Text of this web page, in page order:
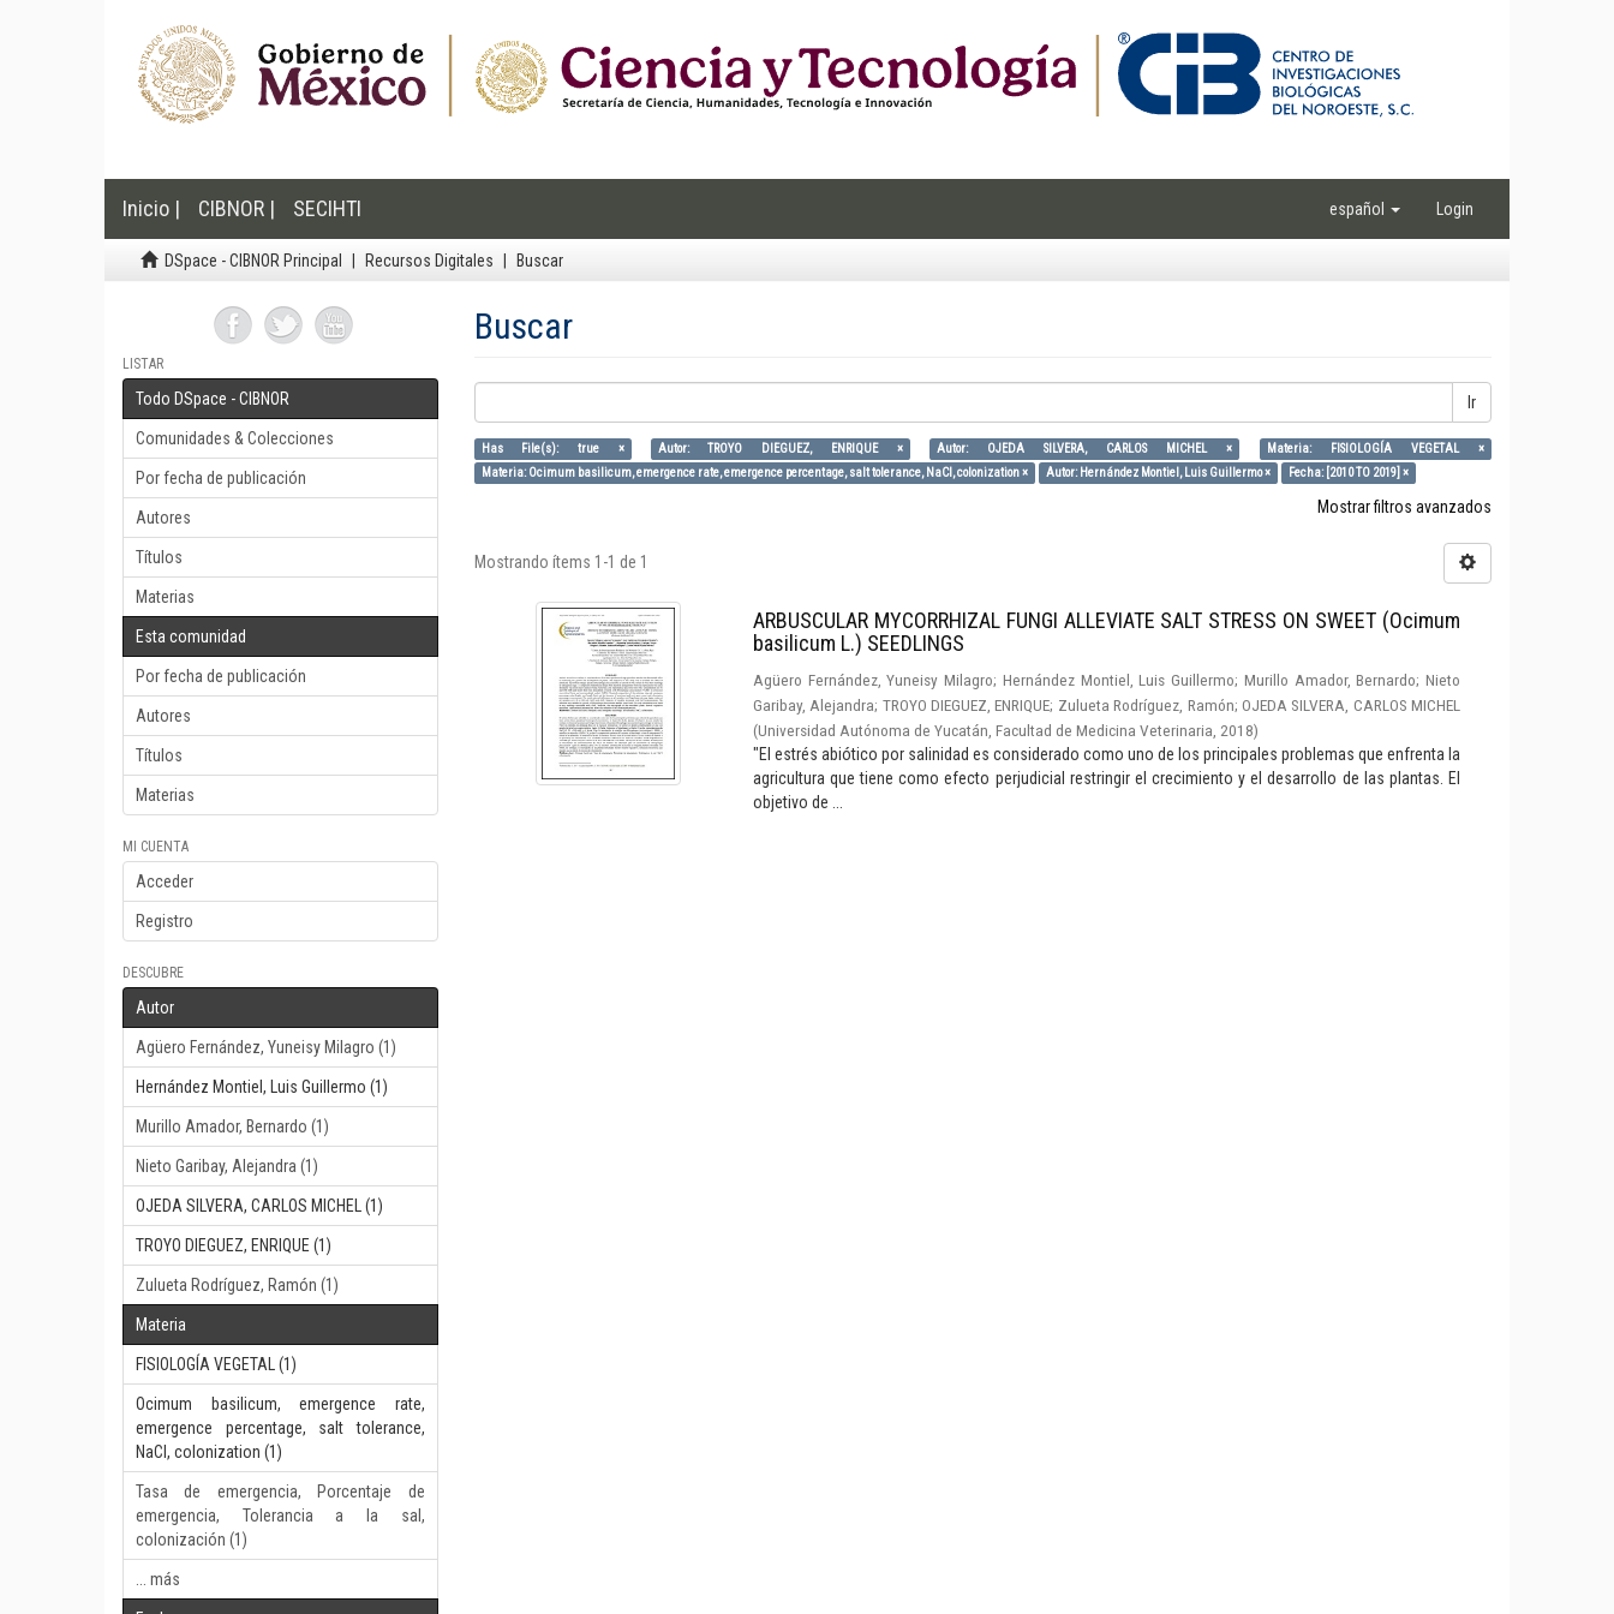
Inicio | CIBNOR | SECIHTI español Login
DSpace - CIBNOR Principal Recursos Digitales Buscar
LISTAR
Todo DSpace - CIBNOR
Comunidades & Colecciones
Por fecha de publicación
Autores
Títulos
Materias
Esta comunidad
Por fecha de publicación
Autores
Títulos
Materias
MI CUENTA
Acceder
Registro
DESCUBRE
Autor
Agüero Fernández, Yuneisy Milagro (1)
Hernández Montiel, Luis Guillermo (1)
Murillo Amador, Bernardo (1)
Nieto Garibay, Alejandra (1)
OJEDA SILVERA, CARLOS MICHEL (1)
TROYO DIEGUEZ, ENRIQUE (1)
Zulueta Rodríguez, Ramón (1)
Materia
FISIOLOGÍA VEGETAL (1)
Ocimum basilicum, emergence rate,
emergence percentage, salt tolerance,
NaCl, colonization (1)
Tasa de emergencia, Porcentaje de
emergencia, Tolerancia a la sal,
colonización (1)
... más
Buscar
Ir
Has File(s): true × Autor: TROYO DIEGUEZ, ENRIQUE × Autor: OJEDA SILVERA, CARLOS MICHEL ×
Materia: FISIOLOGÍA VEGETAL ×
Materia: Ocimum basilicum, emergence rate, emergence percentage, salt tolerance, NaCl, colonization ×
Autor: Hernández Montiel, Luis Guillermo × Fecha: [2010 TO 2019] ×
Mostrar filtros avanzados
Mostrando ítems 1-1 de 1
ARBUSCULAR MYCORRHIZAL FUNGI ALLEVIATE SALT STRESS ON SWEET (Ocimum
basilicum L.) SEEDLINGS
Agüero Fernández, Yuneisy Milagro; Hernández Montiel, Luis Guillermo; Murillo Amador, Bernardo;Nieto
Garibay, Alejandra; TROYO DIEGUEZ, ENRIQUE; Zulueta Rodríguez, Ramón; OJEDA SILVERA, CARLOS MICHEL
(Universidad Autónoma de Yucatán, Facultad de Medicina Veterinaria 2018)
"El estrés abiótico por salinidad es considerado como uno de los principales problemas que enfrenta la
agricultura que tiene como efecto perjudicial restringir el crecimiento y el desarrollo de las plantas. El
objetivo de ...